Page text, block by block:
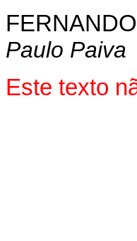
Paulo Paiva
Este texto